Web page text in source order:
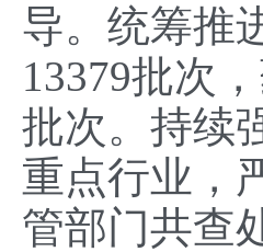
导。统筹推
13379批次
批次。持续
重点行业，
管部门共查